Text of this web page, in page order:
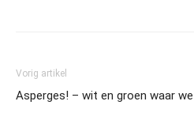
Vorig artikel
Asperges! – wit en groen waar